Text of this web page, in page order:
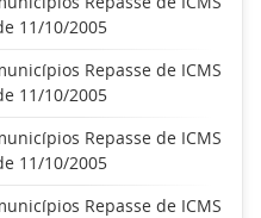
11/10/2005
Repasse de ICMS
11/10/2005
Repasse de ICMS
11/10/2005
Repasse de ICMS